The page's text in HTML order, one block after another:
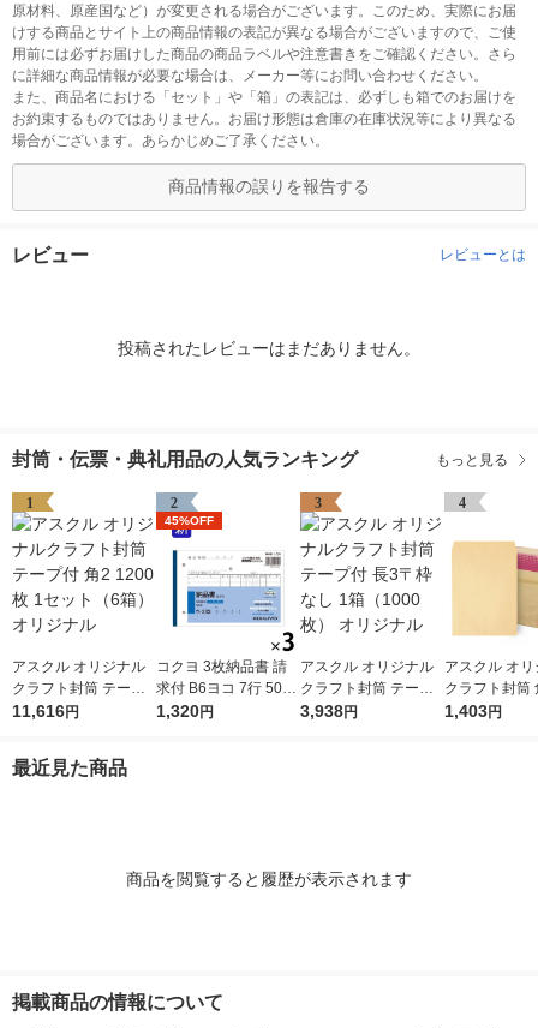
原材料、原産国など）が変更される場合がございます。このため、実際にお届
けする商品とサイト上の商品情報の表記が異なる場合がございますので、ご使
用前には必ずお届けした商品の商品ラベルや注意書きをご確認ください。さら
に詳細な商品情報が必要な場合は、メーカー等にお問い合わせください。
また、商品名における「セット」や「箱」の表記は、必ずしも箱でのお届けを
お約束するものではありません。お届け形態は倉庫の在庫状況等により異なる
場合がございます。あらかじめご了承ください。
商品情報の誤りを報告する
レビュー レビューとは
投稿されたレビューはまだありません。
封筒・伝票・典礼用品の人気ランキング もっと見る
1
アスクル オリジナル
クラフト封筒 テープ
付 角2 1200枚 1セッ
11,616円
2
45%OFF
コクヨ 3枚納品書 請
求付 B6ヨコ 7行 50組
3冊 ノーカーボン複写
1,320円
3
アスクル オリジナル
クラフト封筒 テープ
付 長3〒枠なし 1箱
3,938円
4
アスクル オ
クラフト封筒
1,403円
最近見た商品
商品を閲覧すると履歴が表示されます
掲載商品の情報について